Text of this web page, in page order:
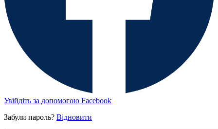
Увійдіть за допомогою Facebook
Забули пароль? Відновити